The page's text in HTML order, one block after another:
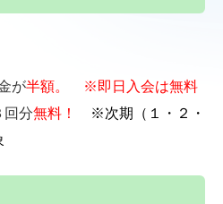
が半額。 ※即日入会は無料
回分無料！
※次期（１・２・